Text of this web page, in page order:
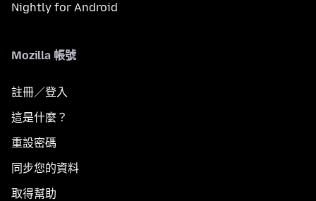
Nightly for Android
Mozilla 帳號
註冊／登入
這是什麼？
重設密碼
同步您的資料
取得幫助